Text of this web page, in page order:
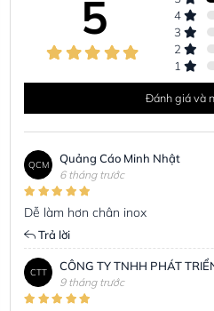
5
4
3
2
1
Đánh giá và
QCM Quảng Cáo Minh Nhật
6 tháng trước
Dễ làm hơn chân inox
Trả lời
CTT CÔNG TY TNHH PHÁT
9 tháng trước